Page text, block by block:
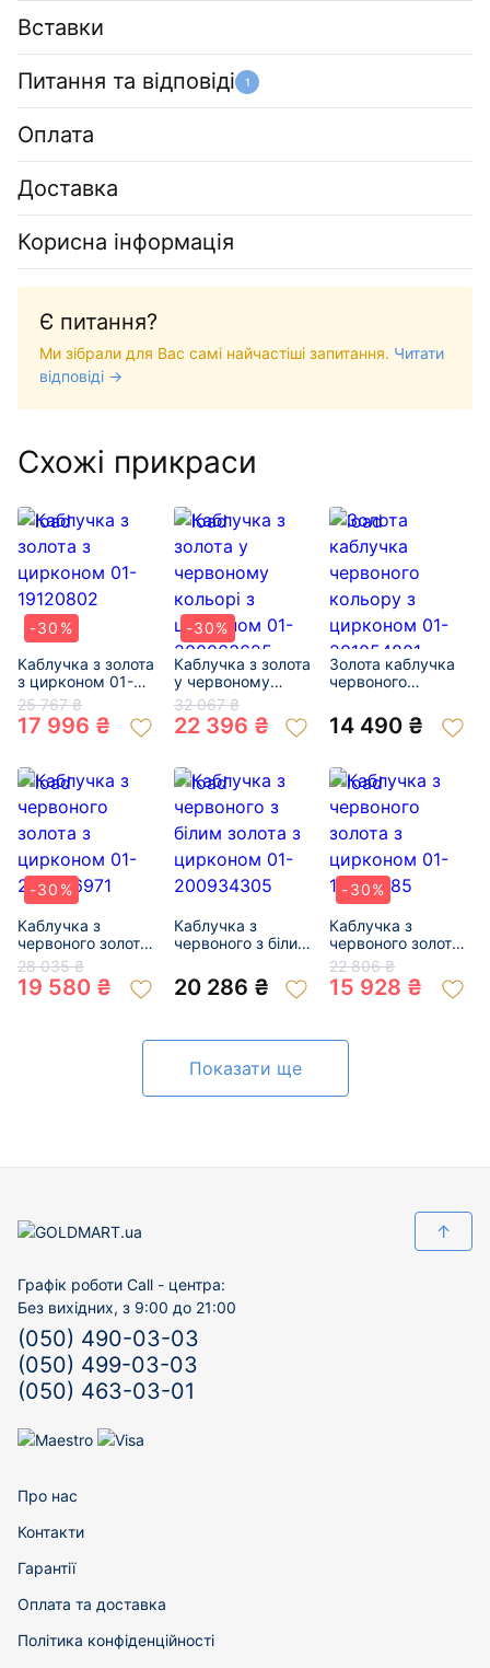
Вставки
Питання та відповіді 1
Оплата
Доставка
Корисна інформація
Є питання?
Ми зібрали для Вас самі найчастіші запитання. Читати
відповіді →
Схожі прикраси
-30%
Каблучка з золота
з цирконом 01-
19120802
25 767 ₴
17 996 ₴
-30%
Каблучка з золота
у червоному
кольорі з
цирконом 01-
200063625
32 067 ₴
22 396 ₴
Золота каблучка
червоного
цирконом 01-
201054801
14 490 ₴
-30%
Каблучка з
червоного золота
з цирконом 01-
200046971
28 035 ₴
19 580 ₴
Каблучка з
червоного з білим
01-200934305
20 286 ₴
-30%
Каблучка з
червоного золота
з цирконом 01-
19298785
22 806 ₴
15 928 ₴
Показати ще
↑
Графік роботи Call - центра:
Без вихідних, з 9:00 до 21:00
(050) 490-03-03
(050) 499-03-03
(050) 463-03-01
Про нас
Контакти
Гарантії
Оплата та доставка
Політика конфіденційності